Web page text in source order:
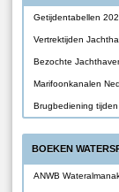
Getijdentabellen
Vertrektijden
Bezochte
Marifoonkanalen
Brugbediening tijden
BOEKEN
ANWB